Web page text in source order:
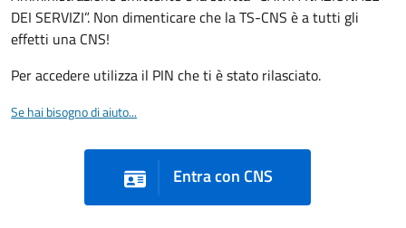
DEI SERVIZI”. Non dimenticare che la TS-CNS è a tutti gli
effetti una CNS!
Per accedere utilizza il PIN che ti è stato rilasciato.
Se hai bisogno di aiuto...
Entra con CNS